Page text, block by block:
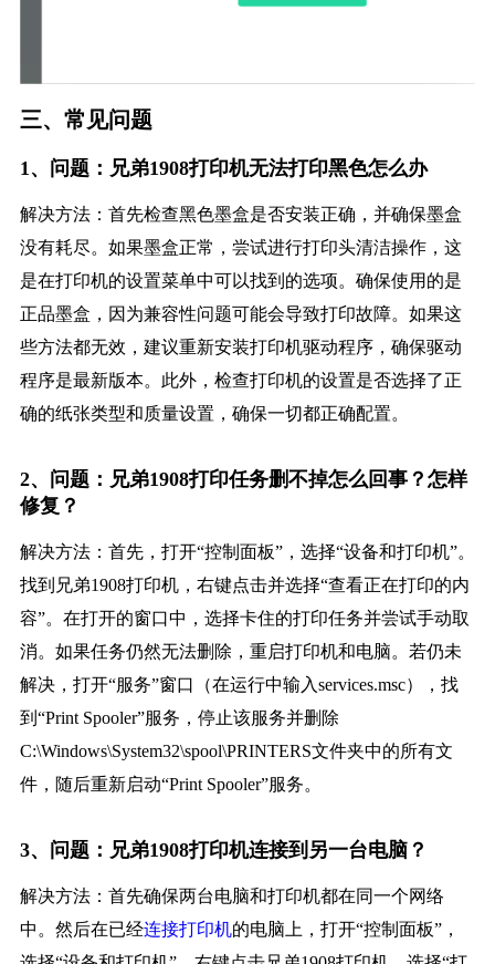
三、常见问题
1、问题：兄弟1908打印机无法打印黑色怎么办
解决方法：首先检查黑色墨盒是否安装正确，并确保墨盒
没有耗尽。如果墨盒正常，尝试进行打印头清洁操作，这
是在打印机的设置菜单中可以找到的选项。确保使用的是
正品墨盒，因为兼容性问题可能会导致打印故障。如果这
些方法都无效，建议重新安装打印机驱动程序，确保驱动
程序是最新版本。此外，检查打印机的设置是否选择了正
确的纸张类型和质量设置，确保一切都正确配置。
2、问题：兄弟1908打印任务删不掉怎么回事？怎样
修复？
解决方法：首先，打开“控制面板”，选择“设备和打印机”。
找到兄弟1908打印机，右键点击并选择“查看正在打印的内
容”。在打开的窗口中，选择卡住的打印任务并尝试手动取
消。如果任务仍然无法删除，重启打印机和电脑。若仍未
解决，打开“服务”窗口（在运行中输入services.msc），找
到“Print Spooler”服务，停止该服务并删除
C:\Windows\System32\spool\PRINTERS文件夹中的所有文
件，随后重新启动“Print Spooler”服务。
3、问题：兄弟1908打印机连接到另一台电脑？
解决方法：首先确保两台电脑和打印机都在同一个网络
中。然后在已经连接打印机的电脑上，打开“控制面板”，